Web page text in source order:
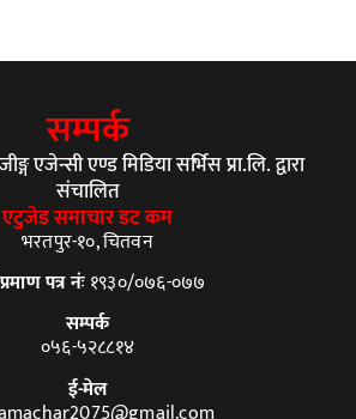
सम्पर्क
एजेन्सी एण्ड मिडिया सर्भिस प्रा.लि. द्वारा
संचालित
एटुजेड समाचार डट कम
भरतपुर-१०, चितवन
पत्र नंः१९३०/०७६-०७७
सम्पर्क
०५६-५२८८१४
ई-मेल